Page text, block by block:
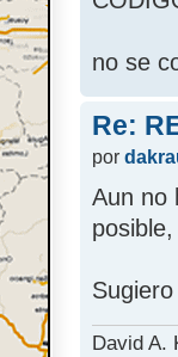
no se
Re:
por
Aun no
David A.